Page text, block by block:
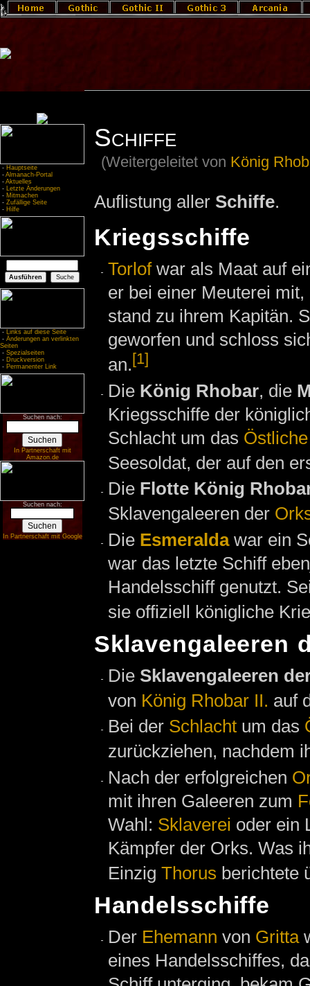
- Hauptseite
- Almanach-Portal
- Aktuelles
- Letzte Änderungen
- Mitmachen
- Zufällige Seite
- Hilfe
- Links auf diese Seite
- Änderungen an verlinkten
Seiten
- Spezialseiten
- Druckversion
- Permanenter Link
Suchen nach:
In Partnerschaft mit
Amazon.de
Suchen nach:
In Partnerschaft mit Google
Schiffe
(Weitergeleitet von König
Auflistung aller Schiffe.
Kriegsschiffe
Torlofwar als Maat auf
er bei einer Meuterei
stand zu ihrem Kapitän.
geworfen und schloss
an.[1]
Die König Rhobar, die
Kriegsschiffe der
Schlacht um das
Seesoldat, der auf den
Die Flotte König
Sklavengaleeren der
Die Esmeraldawar ein
war das letzte Schiff
Handelsschiff genutzt.
sie offiziell königliche
Sklavengaleeren
Die Sklavengaleeren
von König Rhobar II. auf
Bei der Schlacht um das
zurückziehen, nachdem
Nach der erfolgreichen
mit ihren Galeeren zum
Wahl: Sklaverei oder ein
Kämpfer der Orks. Was
Einzig Thorus berichtete
Handelsschiffe
Der Ehemann von Gritta
eines Handelsschiffes,